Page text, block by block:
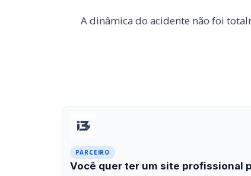
RECURSOS DIFERENCIAIS
Site profissional para portal de notícias